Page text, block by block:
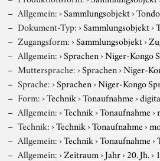
Allgemein:›Sammlungsobjekt›
Dokument-Typ:›Sammlungsobjekt›
Zugangsform:›Sammlungsobjekt›
Allgemein:›Sprachen›Niger-Kongo
Muttersprache:›Sprachen›Niger-
Sprache:›Sprachen›Niger-Kongo
Form:›Technik›Tonaufnahme›
Allgemein:›Technik›Tonaufnahme›
Technik:›Technik›Tonaufnahme›
Allgemein:›Technik›Tonaufnahme›
Allgemein:›Zeitraum›Jahr›20. Jh.›